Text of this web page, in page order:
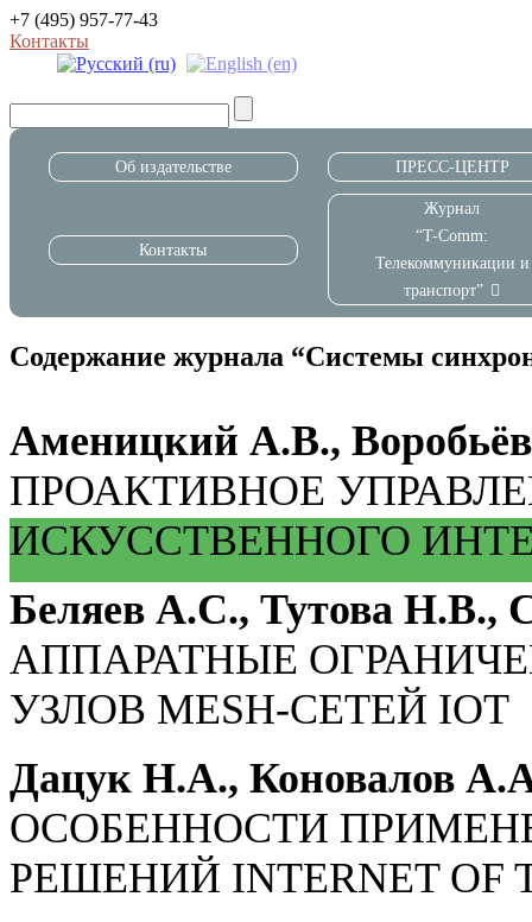
+7 (495) 957-77-43
Контакты
Об издательстве ПРЕСС-ЦЕНТР
Контакты
Журнал
“T-Comm:
Телекоммуникации и
транспорт”
Содержание журнала “Системы
Аменицкий А.В.,
ПРОАКТИВНОЕ
ИСКУССТВЕННОГО
Беляев А.С., Тутова Н.В.,
АППАРАТНЫЕ
УЗЛОВ MESH-СЕТЕЙ IOT
Дацук Н.А., Коновалов
ОСОБЕННОСТИ
РЕШЕНИЙ INTERNET OF